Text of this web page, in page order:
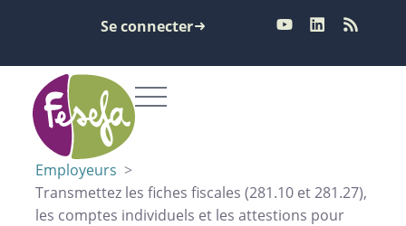
Se connecter
Employeurs >
Transmettez les fiches fiscales (281.10 et 281.27),
les comptes individuels et les attestions pour